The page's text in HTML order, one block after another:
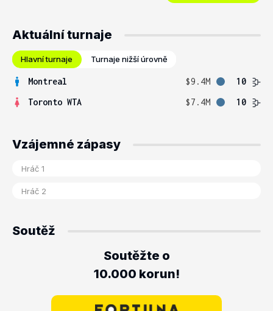
Aktuální turnaje
Hlavní turnaje Turnaje nižší úrovně
Montreal $9.4M
10
Toronto WTA
$7.4M 10
Vzájemné zápasy
Soutěž
Soutěžte o
10.000 korun!